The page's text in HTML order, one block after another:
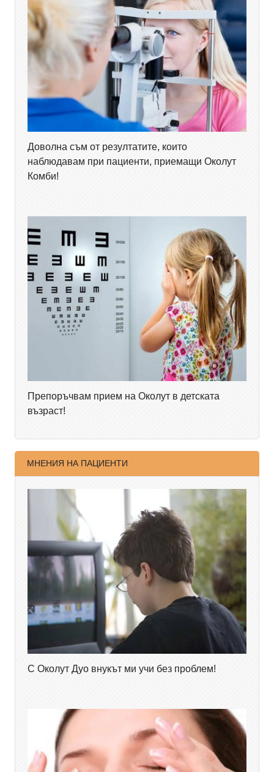
Доволна съм от резултатите, които
наблюдавам при пациенти, приемащи Околут
Комби!
Препоръчвам прием на Околут в детската
възраст!
МНЕНИЯ НА ПАЦИЕНТИ
С Околут Дуо внукът ми учи без проблем!